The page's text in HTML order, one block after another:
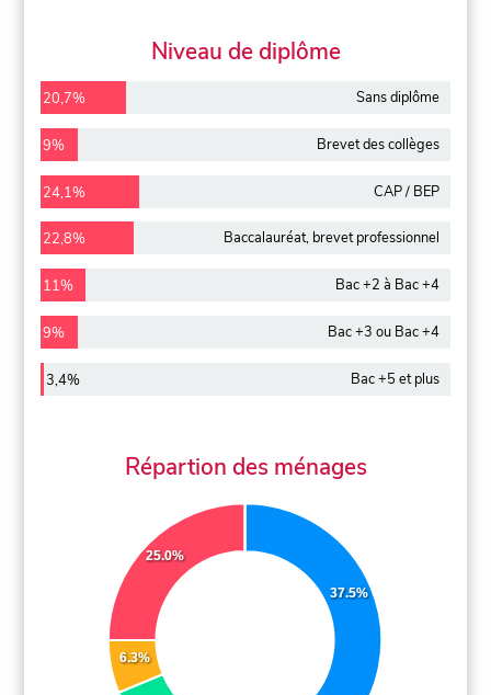
Niveau de diplôme
20,7% Sans diplôme
9% Brevet des collèges
24,1% CAP / BEP
22,8% Baccalauréat, brevet professionnel
11% Bac +2 à Bac +4
9% Bac +3 ou Bac +4
3,4% Bac +5 et plus
Répartion des ménages
37.5%
6.3%
25.0%